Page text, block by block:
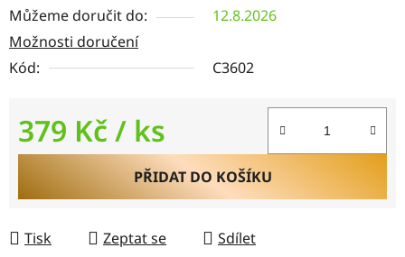
Můžeme doručit do:
12.8.2026
Možnosti doručení
Kód:
C3602
379 Kč/ ks
Měrná cena:
PŘIDAT DO KOŠÍKU
Tisk Zeptat se Sdílet